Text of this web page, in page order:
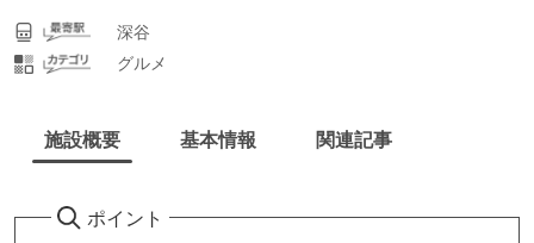
深谷
グルメ
施設概要 基本情報 関連記事
ポイント